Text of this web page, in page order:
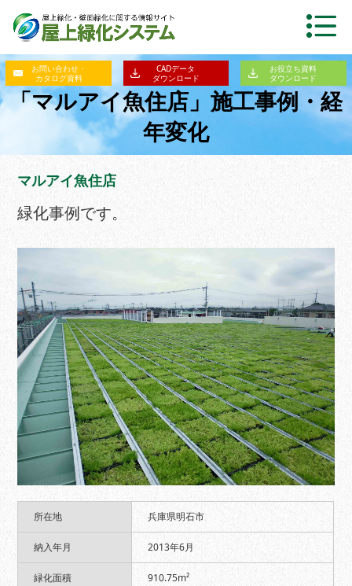
お問い合わせ・
カタログ資料
CADデータ
ダウンロード
お役立ち資料
ダウンロード
「マルアイ魚住店」施工事例・経
年変化
マルアイ魚住店
緑化事例です。
所在地 兵庫県明石市
納入年月 2013年6月
緑化面積 910.75m²